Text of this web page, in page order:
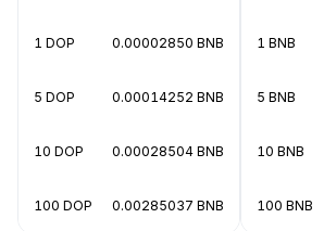
1 DOP 0.00002850 BNB
5 DOP 0.00014252 BNB
10 DOP 0.00028504 BNB
100 DOP 0.00285037 BNB
1 BNB
5 BNB
10 BNB
100 BNB